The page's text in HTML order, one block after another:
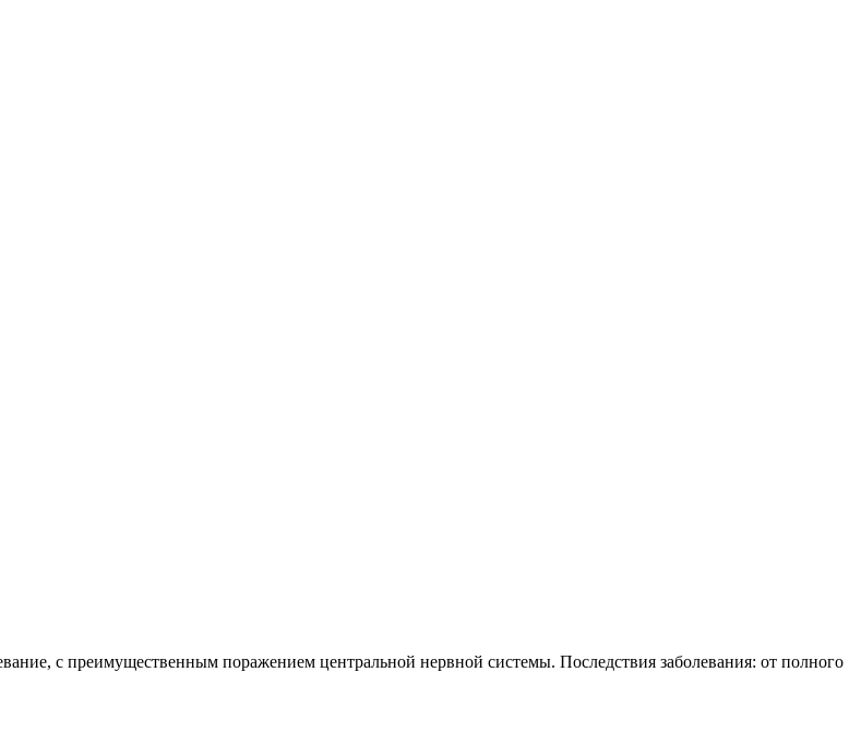
с преимущественным поражением центральной нервной системы. Последствия заболевания: от полного